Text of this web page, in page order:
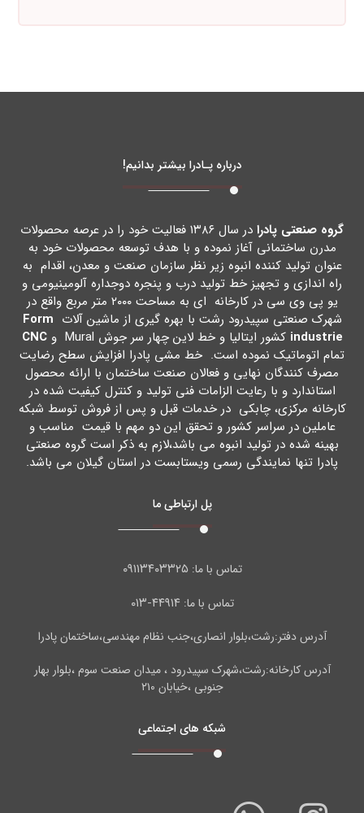
درباره پـادرا بیشتر بدانیم!
گروه صنعتی پادرا
در سال ۱۳۸۶ فعالیت خود را در عرصه محصولات
مدرن ساختمانی آغاز نموده و با هدف توسعه محصولات خود به
عنوان تولید کننده انبوه زیر نظر سازمان صنعت و معدن، اقدام به
راه اندازي و تجهیز خط تولید درب و پنجره دوجداره آلومینیومی و
یو پی وي سی در کارخانه اي به مساحت ۲۰۰۰ متر مربع واقع در
شهرك صنعتی سپیدرود رشت با بهره گیري از ماشین آلات Form
industrie کشور ایتالیا و خط لاین چهار سر جوش Mural و
CNC
تمام اتوماتیک نموده است. خط مشی پادرا افزایش سطح رضایت
مصرف کنندگان نهایی و فعالان صنعت ساختمان با ارائه محصول
استاندارد و با رعایت الزامات فنی تولید و کنترل کیفیت شده در
کارخانه مرکزي، چابکی در خدمات قبل و پس از فروش توسط شبکه
عاملین در سراسر کشور و تحقق این دو مهم با قیمت مناسب و
بهینه شده در تولید انبوه می باشد،لازم به ذکر است گروه صنعتی
پادرا تنها نمایندگی رسمی ویستابست در استان گیلان می باشد.
پل ارتباطی ما
تماس با ما:۰۹۱۱۳۴۰۳۳۲۵
تماس با ما: ۴۴۹۱۴-۰۱۳
آدرس دفتر:رشت،بلوار انصاری،جنب نظام مهندسی،ساختمان پادرا
آدرس کارخانه:رشت،شهرک سپیدرود ، میدان صنعت سوم ،بلوار بهار
جنوبی ،خیابان ۲۱۰
شبکه های اجتماعی